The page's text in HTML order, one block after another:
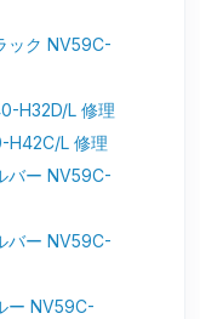
ック NV59C-
H32D/L 修理
H42C/L 修理
バー NV59C-
バー NV59C-
ー NV59C-